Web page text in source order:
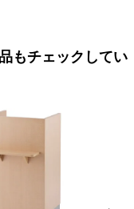
もチェックしてい